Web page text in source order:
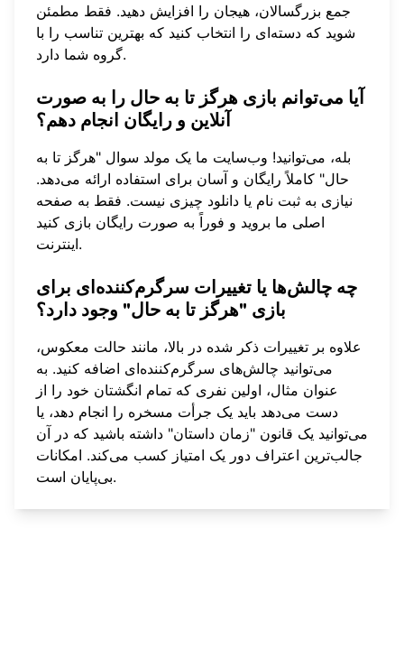
جمع بزرگسالان، هیجان را افزایش دهید. فقط مطمئن
شوید که دسته‌ای را انتخاب کنید که بهترین تناسب را با
گروه شما دارد.
آیا می‌توانم بازی هرگز تا به حال را به صورت
آنلاین و رایگان انجام دهم؟
بله، می‌توانید! وب‌سایت ما یک مولد سوال "هرگز تا به
حال" کاملاً رایگان و آسان برای استفاده ارائه می‌دهد.
نیازی به ثبت نام یا دانلود چیزی نیست. فقط به صفحه
اصلی ما بروید و فوراً به صورت رایگان بازی کنید
اینترنت.
چه چالش‌ها یا تغییرات سرگرم‌کننده‌ای برای
بازی "هرگز تا به حال" وجود دارد؟
علاوه بر تغییرات ذکر شده در بالا، مانند حالت معکوس،
می‌توانید چالش‌های سرگرم‌کننده‌ای اضافه کنید. به
عنوان مثال، اولین نفری که تمام انگشتان خود را از
دست می‌دهد باید یک جرأت مسخره را انجام دهد، یا
می‌توانید یک قانون "زمان داستان" داشته باشید که در آن
جالب‌ترین اعتراف دور یک امتیاز کسب می‌کند. امکانات
بی‌پایان است.